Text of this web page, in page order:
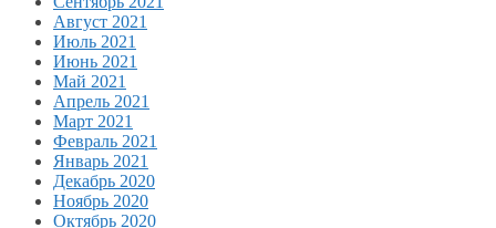
Август 2021
Июль 2021
Июнь 2021
Май 2021
Апрель 2021
Март 2021
Февраль 2021
Январь 2021
Декабрь 2020
Ноябрь 2020
Октябрь 2020